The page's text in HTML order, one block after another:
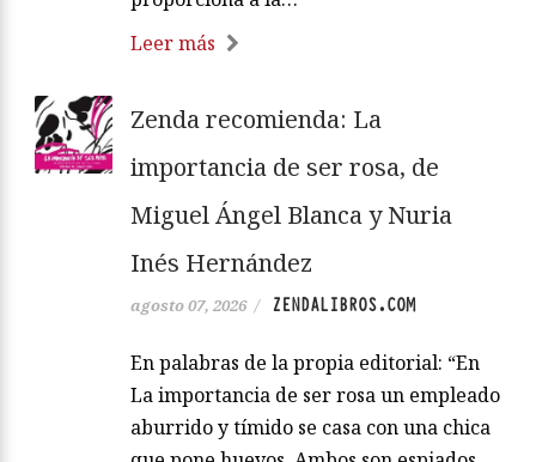
Leer más
Zenda recomienda: La
importancia de ser rosa, de
Miguel Ángel Blanca y Nuria
Inés Hernández
agosto 07, 2026 / ZENDALIBROS.COM
En palabras de la propia editorial: “En
La importancia de ser rosa un empleado
aburrido y tímido se casa con una chica